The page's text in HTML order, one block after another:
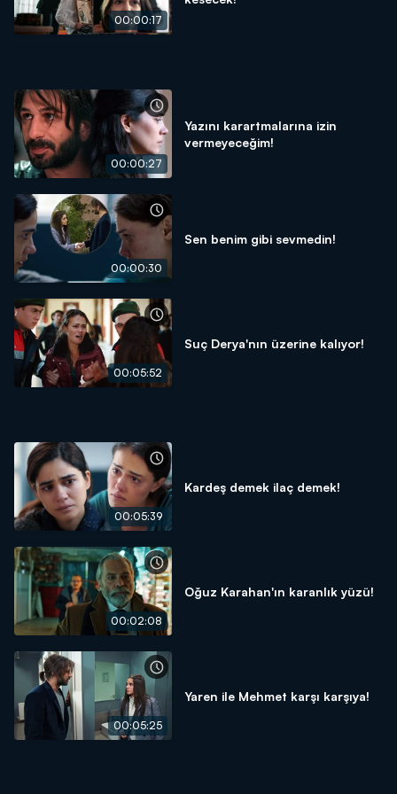
00:00:17
00:00:27
Yazını karartmalarına izin
vermeyeceğim!
00:00:30
Sen benim gibi sevmedin!
00:05:52
Suç Derya'nın üzerine kalıyor!
00:05:39
Kardeş demek ilaç demek!
00:02:08
Oğuz Karahan'ın karanlık yüzü!
00:05:25
Yaren ile Mehmet karşı karşıya!